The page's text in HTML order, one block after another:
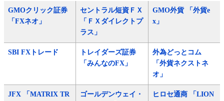
GMOクリック証券
「FXネオ」
セントラル短資ＦＸ
「ＦＸダイレクトプ
ラス」
GMO外貨 「外貨e
x」
SBI FXトレード
トレイダーズ証券
「みんなのFX」
外為どっとコム
「外貨ネクストネ
オ」
JFX 「MATRIX TR
ゴールデンウェイ・
ヒロセ通商 「LION